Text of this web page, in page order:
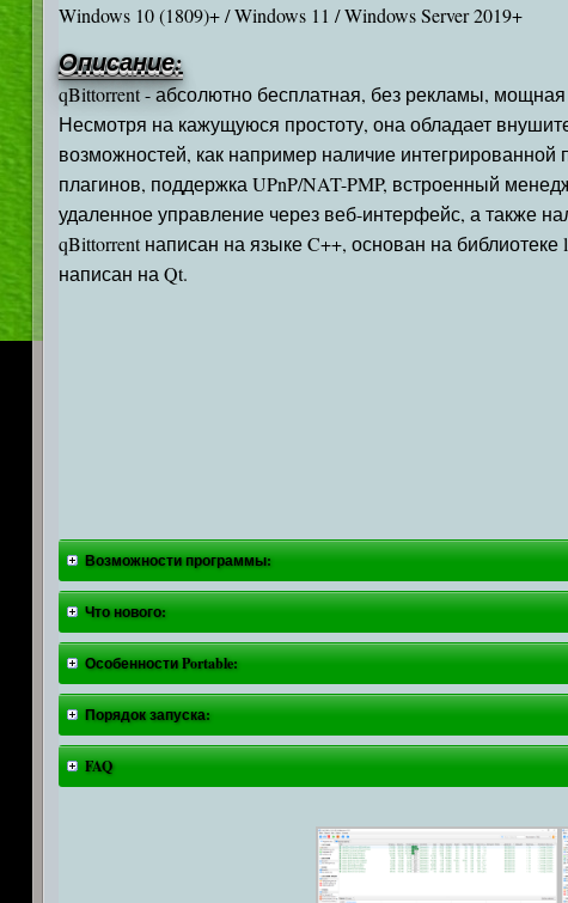
Windows 10 (1809)+ / Windows 11 / Windows Server 2019+
Описание:
qBittorrent - абсолютно бесплатная, без рекламы,
Несмотря на кажущуюся простоту, она обладает
возможностей, как например наличие
плагинов, поддержка UPnP/NAT-PMP, встроенный
удаленное управление через веб-интерфейс, а также
qBittorrent написан на языке C++, основан на библиотеке
написан на Qt.
Возможности программы:
Что нового:
Особенности Portable:
Порядок запуска:
FAQ